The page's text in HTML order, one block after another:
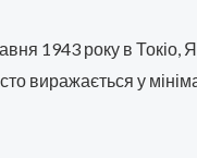
1943 року в Токіо,
виражається у